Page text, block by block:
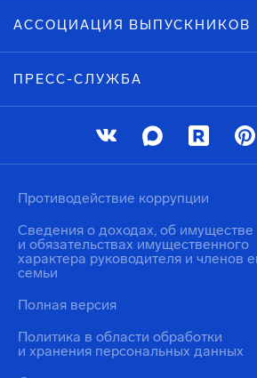
АССОЦИАЦИЯ ВЫПУСКНИКОВ
ПРЕСС-СЛУЖБА
Политика в области обработки
и хранения персональных данных
Противодействие коррупции
Сведения о доходах, об имуществе
и обязательствах имущественного
характера руководителя и членов
семьи
Полная версия